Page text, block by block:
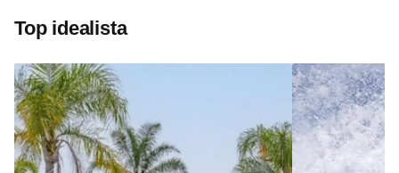
Top idealista